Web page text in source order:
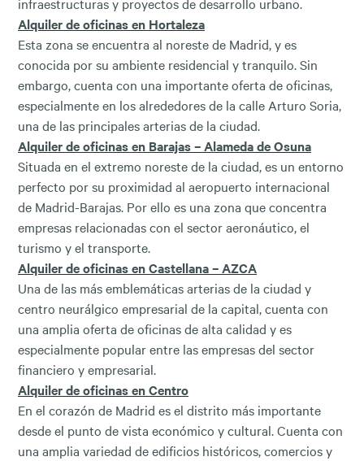
Alquiler de oficinas en Hortaleza
Esta zona se encuentra al noreste de Madrid, y es
conocida por su ambiente residencial y tranquilo. Sin
embargo, cuenta con una importante oferta de oficinas,
especialmente en los alrededores de la calle Arturo Soria,
una de las principales arterias de la ciudad.
Alquiler de oficinas en Barajas – Alameda de Osuna
Situada en el extremo noreste de la ciudad, es un entorno
perfecto por su proximidad al aeropuerto internacional
de Madrid-Barajas. Por ello es una zona que concentra
empresas relacionadas con el sector aeronáutico, el
turismo y el transporte.
Alquiler de oficinas en Castellana – AZCA
Una de las más emblemáticas arterias de la ciudad y
centro neurálgico empresarial de la capital, cuenta con
una amplia oferta de oficinas de alta calidad y es
especialmente popular entre las empresas del sector
financiero y empresarial.
Alquiler de oficinas en Centro
En el corazón de Madrid es el distrito más importante
desde el punto de vista económico y cultural. Cuenta con
una amplia variedad de edificios históricos, comercios y